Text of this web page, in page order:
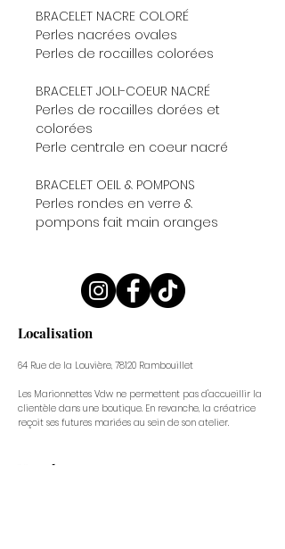
BRACELET NACRE COLORÉ
Perles nacrées ovales
Perles de rocailles colorées
BRACELET JOLI-COEUR NACRÉ
Perles de rocailles dorées et
colorées
Perle centrale en coeur nacré
BRACELET OEIL & POMPONS
Perles rondes en verre &
pompons fait main oranges
Localisation
64 Rue de la Louvière, 78120 Rambouillet
Les Marionnettes Vdw ne permettent pas d'accueillir la
clientèle dans une boutique. En revanche, la créatrice
reçoit ses futures mariées au sein de son atelier.
Newsletter